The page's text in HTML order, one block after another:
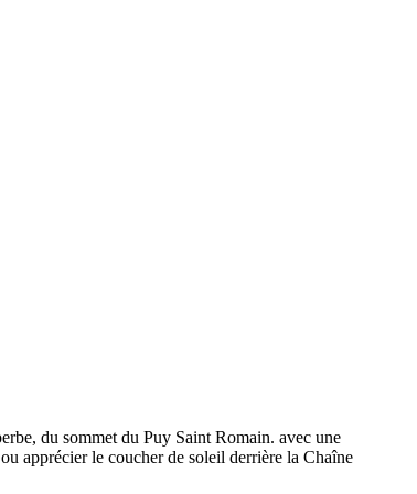
du sommet du Puy Saint Romain. avec une
apprécier le coucher de soleil derrière la Chaîne